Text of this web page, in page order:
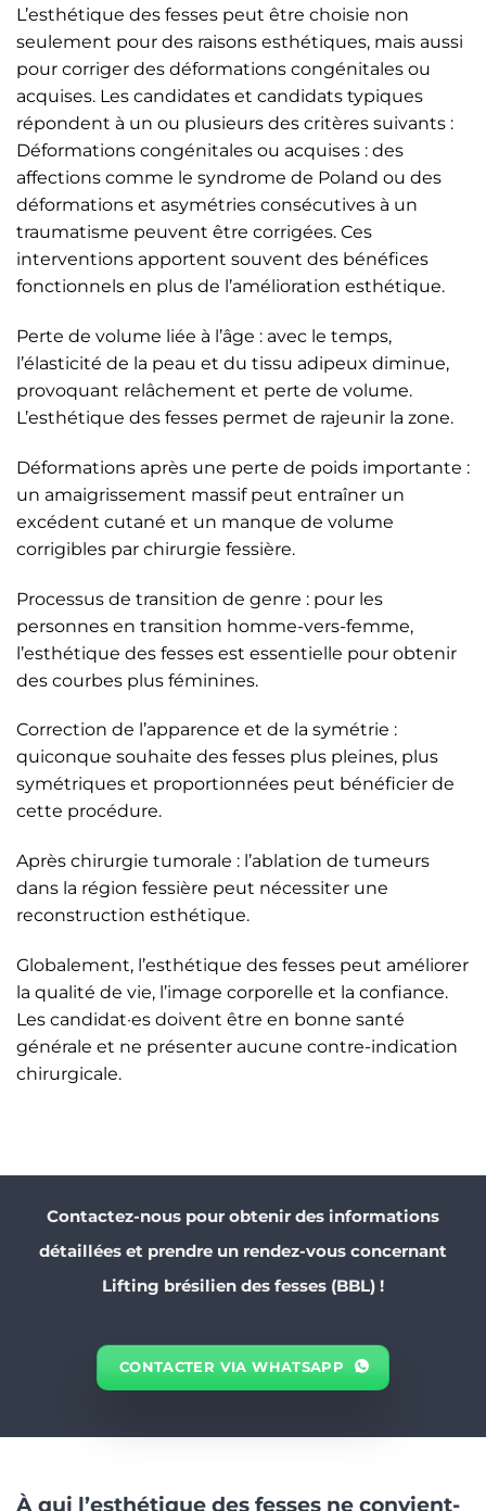
L’esthétique des fesses peut être choisie non
seulement pour des raisons esthétiques, mais aussi
pour corriger des déformations congénitales ou
acquises. Les candidates et candidats typiques
répondent à un ou plusieurs des critères suivants :
Déformations congénitales ou acquises : des
affections comme le syndrome de Poland ou des
déformations et asymétries consécutives à un
traumatisme peuvent être corrigées. Ces
interventions apportent souvent des bénéfices
fonctionnels en plus de l’amélioration esthétique.
Perte de volume liée à l’âge : avec le temps,
l’élasticité de la peau et du tissu adipeux diminue,
provoquant relâchement et perte de volume.
L’esthétique des fesses permet de rajeunir la zone.
Déformations après une perte de poids importante :
un amaigrissement massif peut entraîner un
excédent cutané et un manque de volume
corrigibles par chirurgie fessière.
Processus de transition de genre : pour les
personnes en transition homme-vers-femme,
l’esthétique des fesses est essentielle pour obtenir
des courbes plus féminines.
Correction de l’apparence et de la symétrie :
quiconque souhaite des fesses plus pleines, plus
symétriques et proportionnées peut bénéficier de
cette procédure.
Après chirurgie tumorale : l’ablation de tumeurs
dans la région fessière peut nécessiter une
reconstruction esthétique.
Globalement, l’esthétique des fesses peut améliorer
la qualité de vie, l’image corporelle et la confiance.
Les candidat·es doivent être en bonne santé
générale et ne présenter aucune contre-indication
chirurgicale.
Contactez-nous pour obtenir des informations
détaillées et prendre un rendez-vous concernant
Lifting brésilien des fesses (BBL) !
CONTACTER VIA WHATSAPP
À qui l’esthétique des fesses ne convient-